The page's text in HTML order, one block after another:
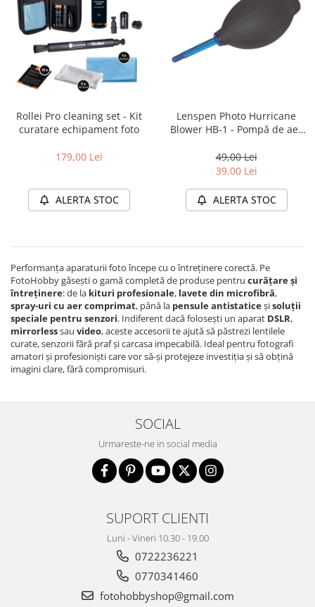
Genti Holster TopLoader
Genti, Troller Video
Rucsacuri Foto
Only One Shoulder - SlingShot
Tocuri si huse protectie aparate
Hamuri si Centuri foto
Genti Laptop si iPad
Troller
Solid-State Drive (SSD)
Video / Camere si accesorii
Camere video profesionale
Camere Video Cinematice
Camere video de actiune
Accesorii camere video de actiune
Accesorii drone
Huse Protectie / Ploaie camere
Camere Video Compacte
Rollei Pro cleaning set - Kit
curatare echipament foto
179,00 Lei
ALERTA STOC
Lenspen Photo Hurricane
Blower HB-1 - Pompă de aer
49,00 Lei
39,00 Lei
ALERTA STOC
Performanța aparaturii foto începe cu o întreținere corectă. Pe
FotoHobby găsești o gamă completă de produse pentru curățare și
întreținere: de la kituri profesionale, lavete din microfibră,
spray-uri cu aer comprimat, până la pensule antistaticeșisoluții
speciale pentru senzori. Indiferent dacă folosești un aparat DSLR,
mirrorlesssau video, aceste accesorii te ajută să păstrezi lentilele
curate, senzorii fără praf și carcasa impecabilă. Ideal pentru fotografi
amatori și profesioniști care vor să-și protejeze investiția și să obțină
imagini clare, fără compromisuri.
SOCIAL
Urmareste-ne in social media
SUPORT CLIENTI
Luni - Vineri 10.30 - 19.00
0722236221
0770341460
fotohobbyshop@gmail.com